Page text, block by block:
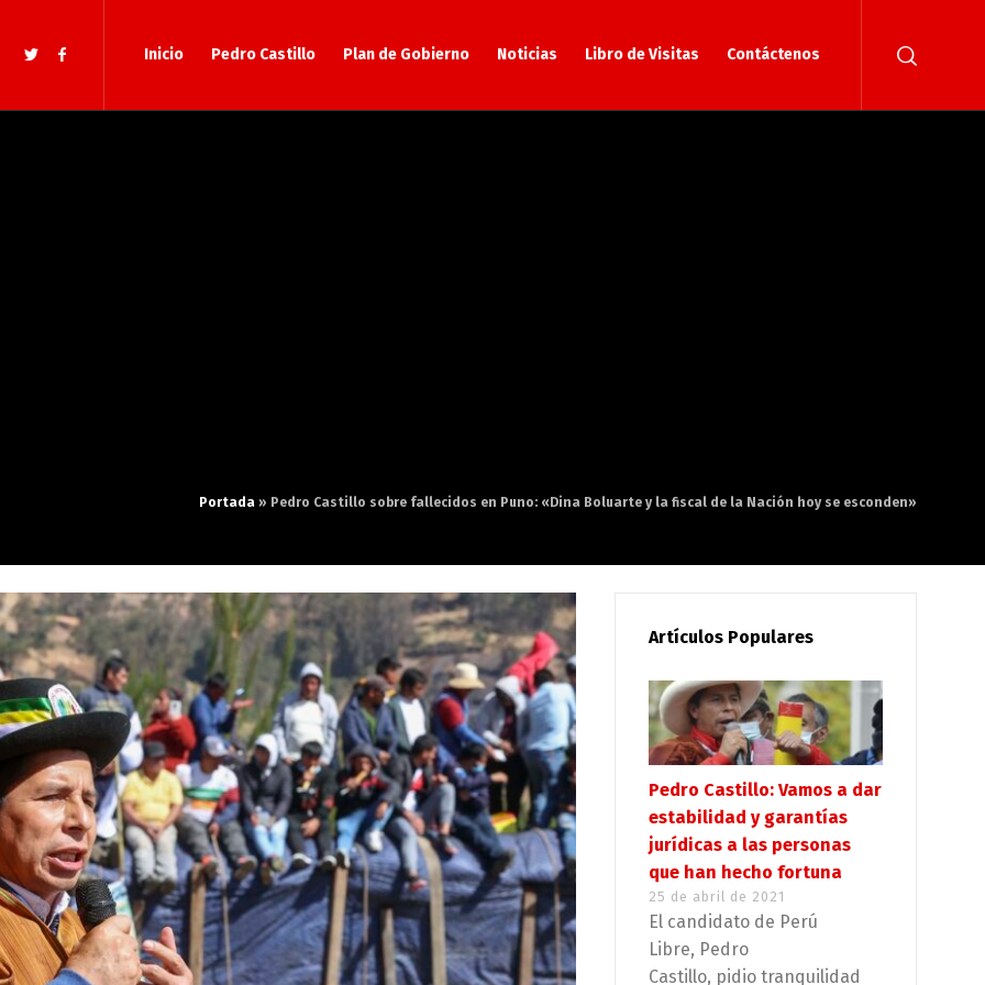
Inicio Pedro Castillo Plan de Gobierno Noticias Libro de Visitas Contáctenos
Portada » Pedro Castillo sobre fallecidos en Puno: «Dina Boluarte y la fiscal de la Nación hoy se esconden»
Artículos Populares
Pedro Castillo: Vamos a dar
estabilidad y garantías
jurídicas a las personas
que han hecho fortuna
25 de abril de 2021
El candidato de Perú
Libre, Pedro
Castillo, pidio tranquilidad